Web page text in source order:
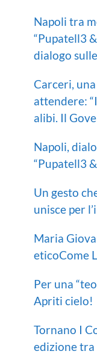
Napoli tra
“Pupatell3
dialogo
Carceri,
attendere:
alibi. Il
Napoli,
“Pupatell3
Un gesto
unisce per
Maria
eticoCome
Per una
Apriti cielo!
Tornano I
edizione